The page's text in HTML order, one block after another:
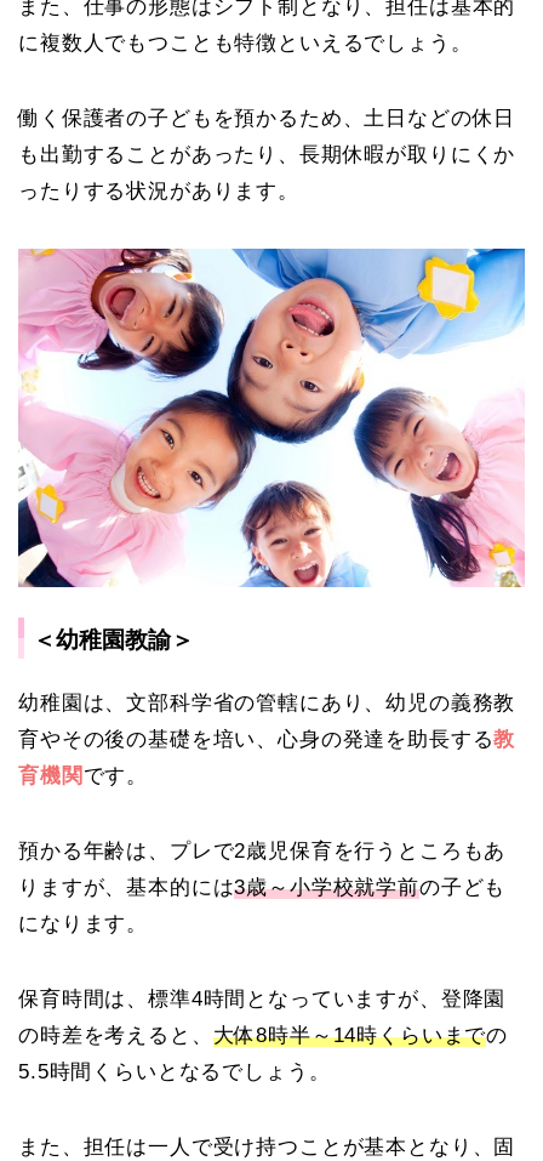
また、仕事の形態はシフト制となり、担任は基本的
に複数人でもつことも特徴といえるでしょう。
働く保護者の子どもを預かるため、土日などの休日
も出勤することがあったり、長期休暇が取りにくか
ったりする状況があります。
＜幼稚園教諭＞
幼稚園は、文部科学省の管轄にあり、幼児の義務教
育やその後の基礎を培い、心身の発達を助長する教
育機関 です。
預かる年齢は、プレで2歳児保育を行うところもあ
りますが、基本的には3歳～小学校就学前の子ども
になります。
保育時間は、標準4時間となっていますが、登降園
の時差を考えると、 大体8時半～14時くらいまでの
5.5時間くらいとなるでしょう。
また、担任は一人で受け持つことが基本となり、固